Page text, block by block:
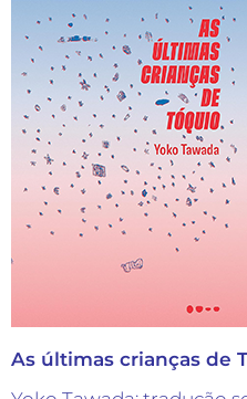
As últimas crianças de